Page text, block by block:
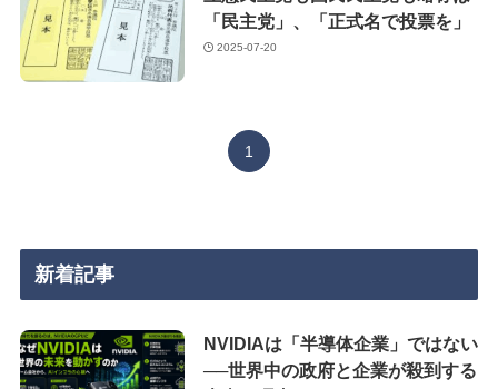
「民主党」、「正式名で投票を」
2025-07-20
1
新着記事
NVIDIAは「半導体企業」ではない
──世界中の政府と企業が殺到する